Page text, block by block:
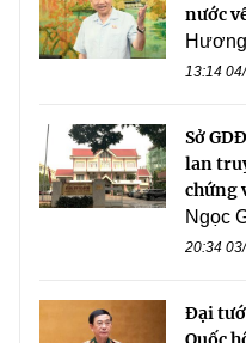
nước
13:14
Sở
lan
chứng
Ngọc
20:34
Đại